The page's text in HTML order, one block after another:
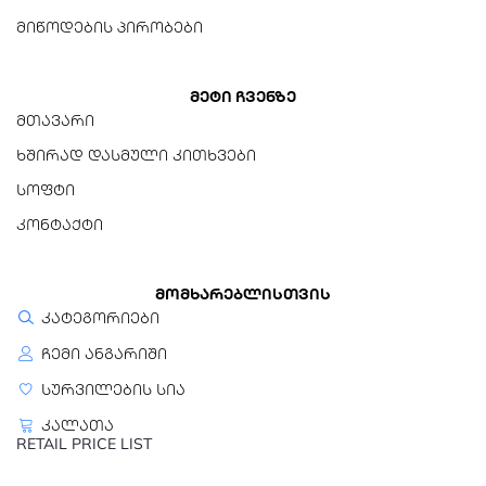
სიმაღლე)
0.3კგ
მიწოდების პირობები
მეტი ჩვენზე
მთავარი
ხშირად დასმული კითხვები
სოფტი
კონტაქტი
მომხარებლისთვის
კატეგორიები
ჩემი ანგარიში
სურვილების სია
კალათა
RETAIL PRICE LIST